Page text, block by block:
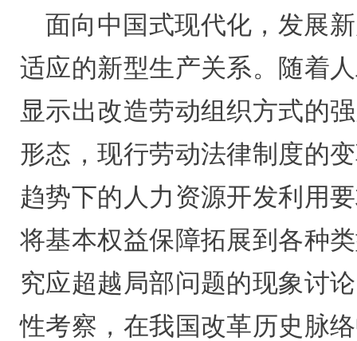
面向中国式现代化，发展
适应的新型生产关系。随着
显示出改造劳动组织方式的
形态，现行劳动法律制度的
趋势下的人力资源开发利用
将基本权益保障拓展到各种
究应超越局部问题的现象讨
性考察，在我国改革历史脉